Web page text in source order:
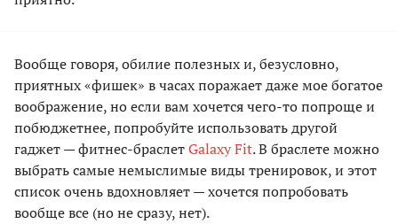
Вообще говоря, обилие полезных и, безусловно,
приятных «фишек» в часах поражает даже мое богатое
воображение, но если вам хочется чего-то попроще и
побюджетнее, попробуйте использовать другой
гаджет — фитнес-браслетGalaxy Fit. В браслете можно
выбрать самые немыслимые виды тренировок, и этот
список очень вдохновляет — хочется попробовать
вообще все (но не сразу, нет).